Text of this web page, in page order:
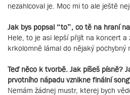
nezahlcoval je. Moc mi to ale ještě
Jak bys popsal “to”, co tě na hraní
Hele, to je asi lepší přijít na koncert a
krkolomně lámal do nějaký pochybný
Teď něco k tvorbě. Jak píšeš písně?
prvotního nápadu vznikne finální
Nemám žádnej mustr, kterej bych